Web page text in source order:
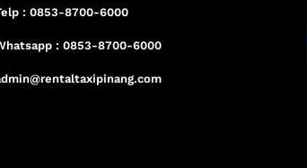
: 0853-8700-6000
: 0853-8700-6000